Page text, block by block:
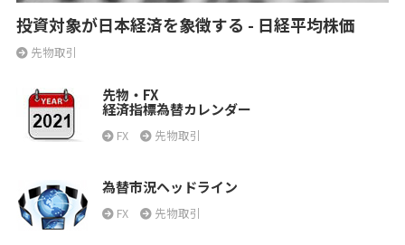
投資対象が日本経済を象徴する - 日経平均株価
先物取引
先物・FX
経済指標為替カレンダー
FX 先物取引
為替市況ヘッドライン
FX 先物取引